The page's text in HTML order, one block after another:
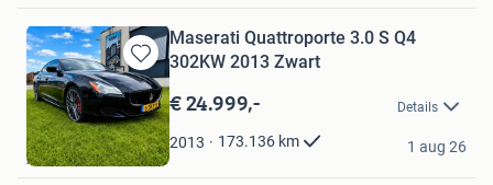
Bewaren
in
Mijn
Favorieten
Maserati Quattroporte 3.0 S Q4
302KW 2013 Zwart
€ 24.999,- Details
2013 173.136 km
Ros
Alkmaar
1 aug 26